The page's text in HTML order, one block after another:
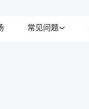
常见问题